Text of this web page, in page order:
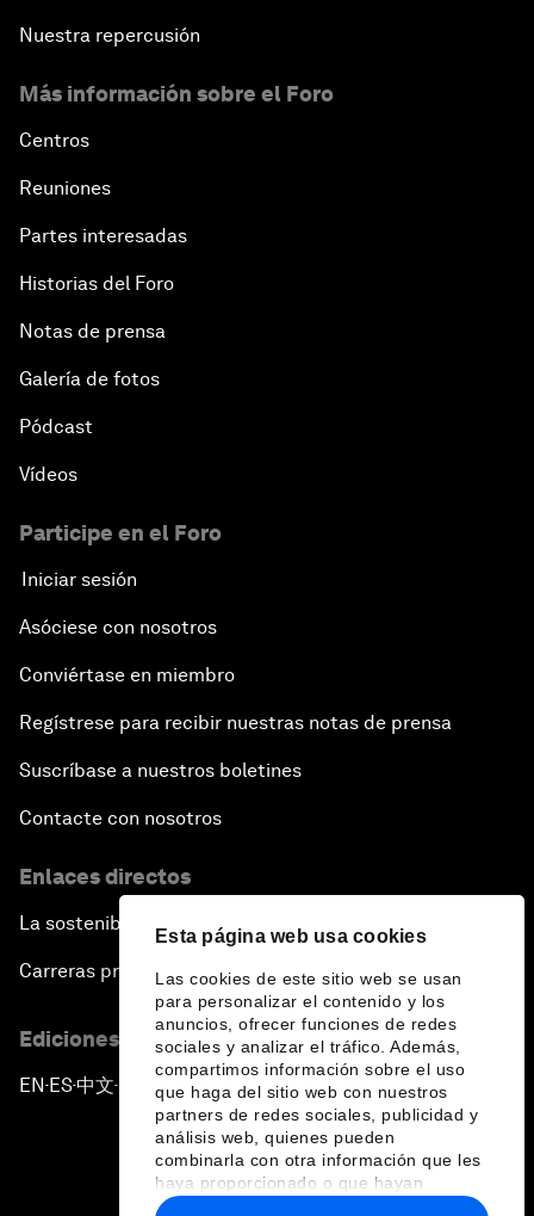
Esta página web usa cookies
Las cookies de este sitio web se usan
para personalizar el contenido y los
anuncios, ofrecer funciones de redes
sociales y analizar el tráfico. Además,
compartimos información sobre el uso
que haga del sitio web con nuestros
partners de redes sociales, publicidad y
análisis web, quienes pueden
combinarla con otra información que les
haya proporcionado o que hayan
recopilado a partir del uso que haya
Nuestra repercusión
Más información sobre el Foro
Centros
Reuniones
Partes interesadas
Historias del Foro
Notas de prensa
Galería de fotos
Pódcast
Vídeos
Participe en el Foro
Iniciar sesión
Asóciese con nosotros
Conviértase en miembro
Regístrese para recibir nuestras notas de prensa
Suscríbase a nuestros boletines
Contacte con nosotros
Enlaces directos
La sostenibilidad en el Foro
Carreras profesionales
Ediciones en otros idiomas
EN ▪ES▪中文▪ 日本語